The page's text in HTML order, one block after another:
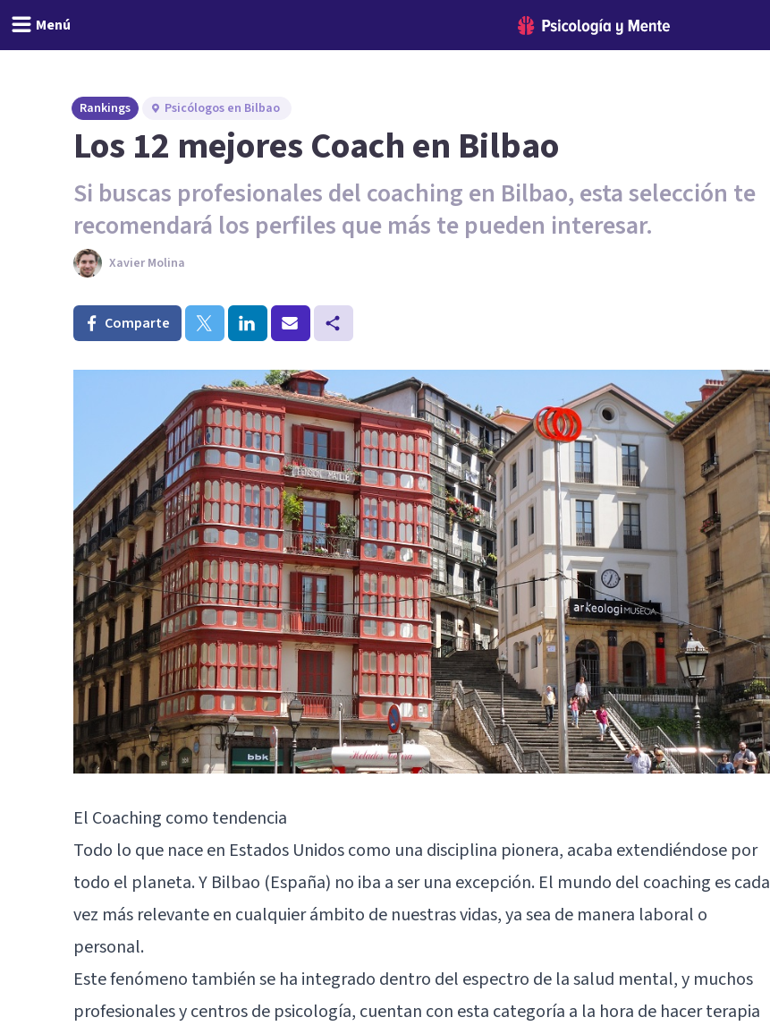
Menú
Rankings Psicólogos en Bilbao
Los 12 mejores Coach en Bilbao
Si buscas profesionales del coaching en Bilbao, esta selección te
recomendará los perfiles que más te pueden interesar.
Xavier Molina
Comparte
El Coaching como tendencia
Todo lo que nace en Estados Unidos como una disciplina pionera, acaba extendiéndose por
todo el planeta. Y Bilbao (España) no iba a ser una excepción. El mundo del coaching es cada
vez más relevante en cualquier ámbito de nuestras vidas, ya sea de manera laboral o
personal.
Este fenómeno también se ha integrado dentro del espectro de la salud mental, y muchos
profesionales y centros de psicología, cuentan con esta categoría a la hora de hacer terapia